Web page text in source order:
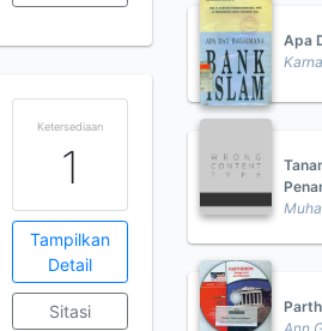
Ketersediaan
1
Tampilkan
Detail
Sitasi
Apa